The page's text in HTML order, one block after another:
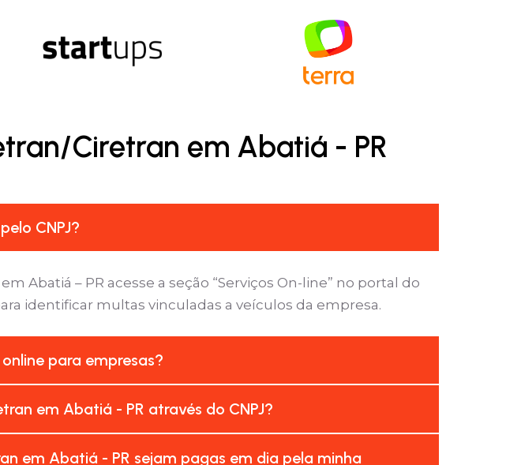
Ciretran em Abatiá - PR
CNPJ?
Abatiá – PR acesse a seção “Serviços On-line” no portal do
identificar multas vinculadas a veículos da empresa.
para empresas?
em Abatiá - PR através do CNPJ?
em Abatiá - PR sejam pagas em dia pela minha